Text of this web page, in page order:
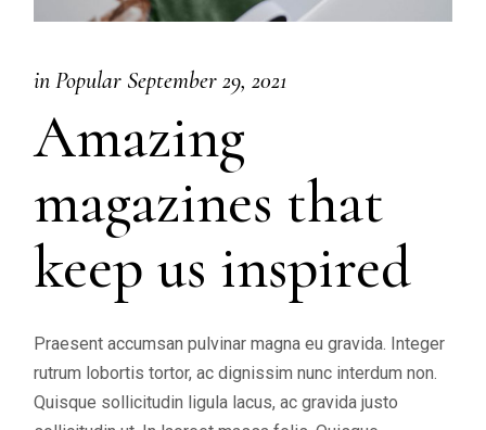
in Popular September 29, 2021
Amazing
magazines that
keep us inspired
Praesent accumsan pulvinar magna eu gravida. Integer
rutrum lobortis tortor, ac dignissim nunc interdum non.
Quisque sollicitudin ligula lacus, ac gravida justo